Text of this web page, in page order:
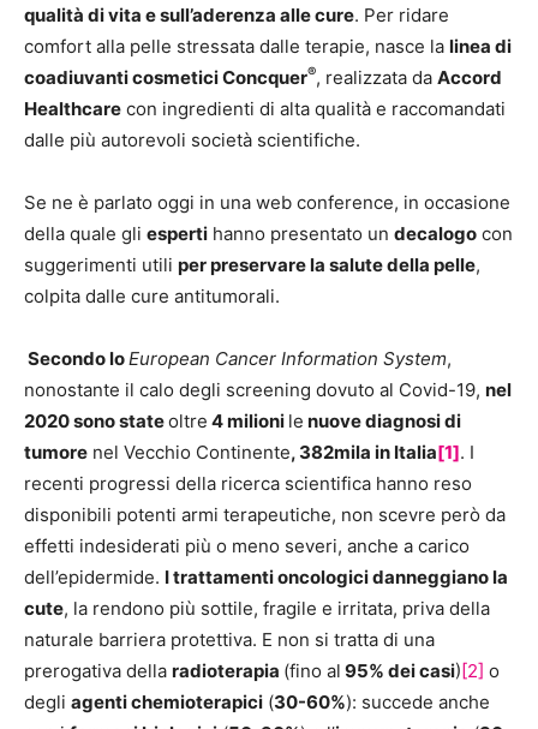
qualità di vita e sull’aderenza alle cure. Per ridare
comfort alla pelle stressata dalle terapie, nasce la linea di
coadiuvanti cosmetici Concquer®, realizzata da Accord
Healthcare con ingredienti di alta qualità e raccomandati
dalle più autorevoli società scientifiche.
Se ne è parlato oggi in una web conference, in occasione
della quale gli esperti hanno presentato un decalogo con
suggerimenti utili per preservare la salute della pelle,
colpita dalle cure antitumorali.
Secondo loEuropean Cancer Information System,
nonostante il calo degli screening dovuto al Covid-19, nel
2020sono stateoltre 4 milioni le nuove diagnosi di
tumore nel Vecchio Continente, 382mila in Italia[1]. I
recenti progressi della ricerca scientifica hanno reso
disponibili potenti armi terapeutiche, non scevre però da
effetti indesiderati più o meno severi, anche a carico
dell’epidermide. I trattamenti oncologici danneggiano la
cute, la rendono più sottile, fragile e irritata, priva della
naturale barriera protettiva. E non si tratta di una
prerogativa della radioterapia (fino al 95% dei casi)[2] o
degli agenti chemioterapici (30-60%): succede anche